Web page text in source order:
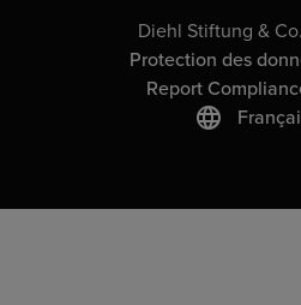
Diehl Stiftung &
Protection des
Report